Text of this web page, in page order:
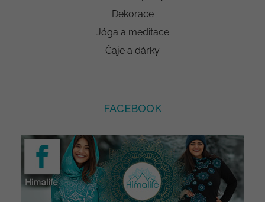
Dekorace
Jóga a meditace
Čaje a dárky
FACEBOOK